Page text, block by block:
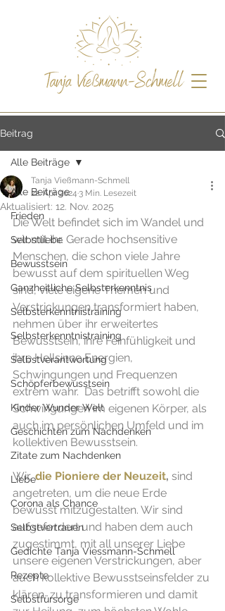
Beitrag
Alle Beiträge
Frieden
Selbstliebe
Bewusstsein
Ganzheitliche Selbsterkenntnis
Selbsterkenntnistraining
Selbsterkenntnistraining
Selbstverantwortung
Schöpferbewusstsein
Kinder Wunder Welt
Geschichten zum Nachdenken
Zitate zum Nachdenken
Liebe
Corona als Chance
Selbstvertrauen
Gedichte Tanja Viessmann-Schmell
Rezepte
Selbstfürsorge
Alle Beiträge
Tanja Vießmann-Schmell
22. Apr. 2024 3 Min. Lesezeit
Aktualisiert: 12. Nov. 2025
Die Welt befindet sich im Wandel und
wir mit ihr. Gerade hochsensitive
Menschen, die schon viele Jahre
bewusst auf dem spirituellen Weg
sind, viele eigene Themen und
Verstrickungen transformiert haben,
nehmen über ihr erweitertes
Bewusstsein, ihre Feinfühligkeit und
ihre Hellsinne Energien,
Schwingungen und Frequenzen
extrem wahr.  Das betrifft sowohl die
Schwingungen im eigenen Körper, als
auch im persönlichen Umfeld und im
kollektiven Bewusstsein.
Wir, die Pioniere der Neuzeit, sind
angetreten, um die neue Erde
bewusst mitzugestalten. Wir sind
aufgefordert und haben dem auch
zugestimmt, mit all unserer Liebe
unsere eigenen Verstrickungen, aber
auch kollektive Bewusstseinsfelder zu
klären, zu transformieren und damit